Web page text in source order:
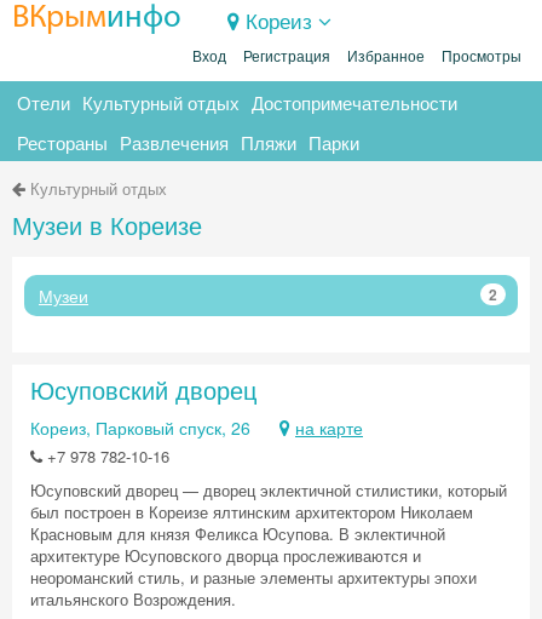
ВКрыминфо Кореиз
Вход Регистрация Избранное Просмотры
Отели Культурный отдых Достопримечательности
Рестораны Развлечения Пляжи Парки
Культурный отдых
Музеи в Кореизе
Музеи 2
Юсуповский дворец
Кореиз, Парковый спуск, 26 на карте
+7 978 782-10-16
Юсуповский дворец — дворец эклектичной стилистики, который
был построен в Кореизе ялтинским архитектором Николаем
Красновым для князя Феликса Юсупова. В эклектичной
архитектуре Юсуповского дворца прослеживаются и
неороманский стиль, и разные элементы архитектуры эпохи
итальянского Возрождения.